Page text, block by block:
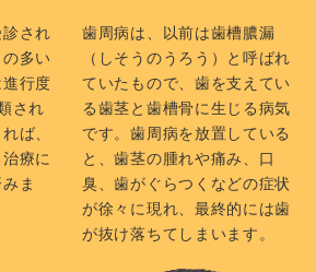
され
多い
行度
され
ば、
療に
ま
歯周病は、以前は歯槽膿漏
（しそうのうろう）と呼ばれ
ていたもので、歯を支えてい
る歯茎と歯槽骨に生じる病気
です。歯周病を放置している
と、歯茎の腫れや痛み、口
臭、歯がぐらつくなどの症状
が徐々に現れ、最終的には歯
が抜け落ちてしまいます。